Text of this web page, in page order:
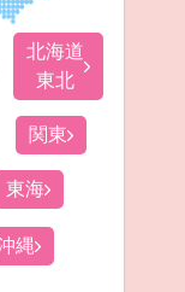
北海道
東北
関東
東海
縄